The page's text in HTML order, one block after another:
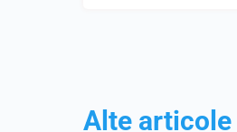
Alte